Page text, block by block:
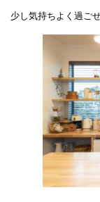
少し気持ちよく過ご